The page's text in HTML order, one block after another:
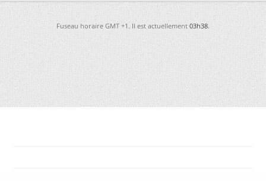
Fuseau horaire GMT +1. Il est actuellement03h38.